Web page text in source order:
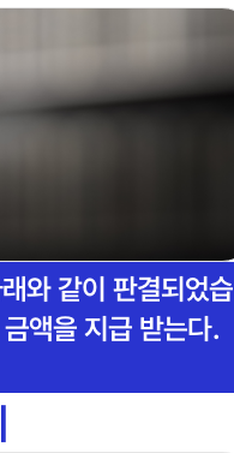
와 같이 판결되었습
액을 지급 받는다.